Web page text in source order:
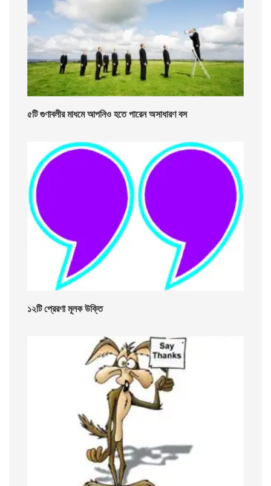
৫টি গুণাবলীর মাধমে আপনিও হতে পারেন অসাধারণ বস
১২টি প্রেরণা মূলক উক্তি